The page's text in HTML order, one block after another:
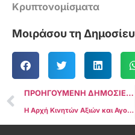
Κρυπτονομίσματα
Μοιράσου τη
ΠΡΟΗΓΟΥΜΕΝΗ ΔΗΜΟΣΙΕΥΣΗ
Η Αρχή Κινητών Αξιών και Αγορών της ΕΕ δημοσιεύει τις τελικές κατευθυντήριες γραμμές MiCA